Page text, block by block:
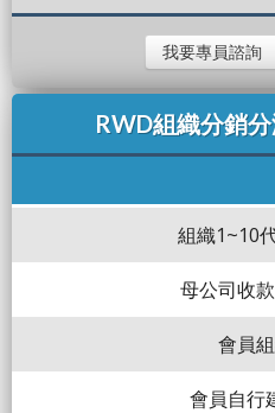
我要專員諮詢
RWD組織分銷
組織1~10
母公司收
會員
會員自行